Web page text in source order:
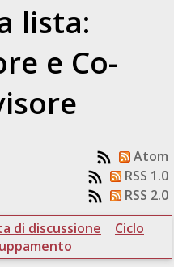
lista:
e Co-
Atom
RSS 1.0
RSS 2.0
di discussione | Ciclo |